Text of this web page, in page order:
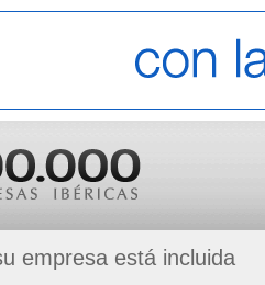
empresa está incluida